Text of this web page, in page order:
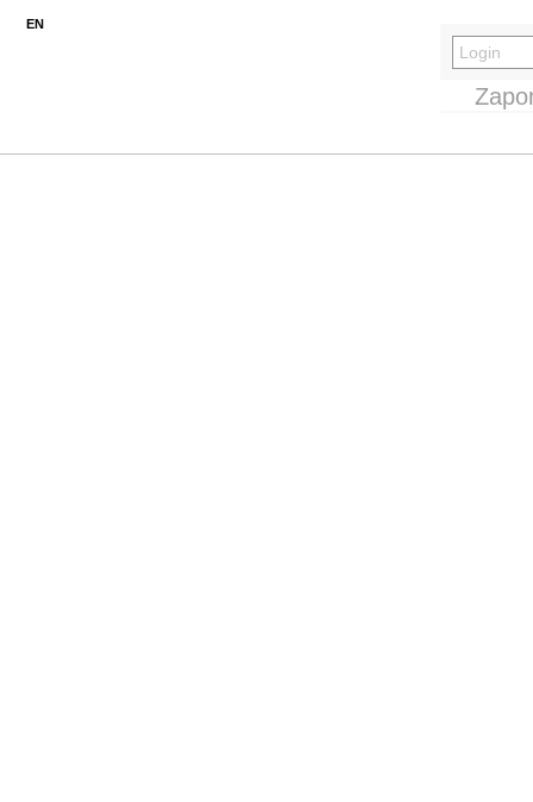
EN